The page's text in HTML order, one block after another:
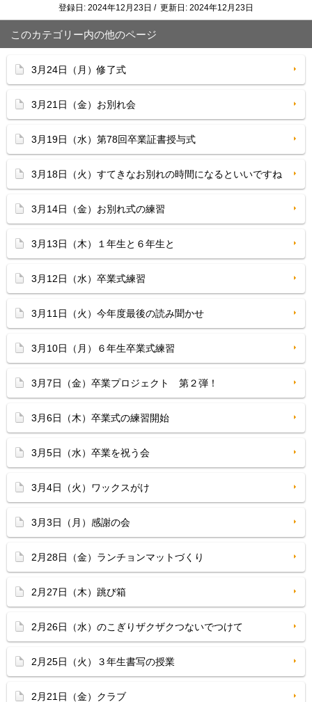
登録日: 2024年12月23日 / 更新日: 2024年12月23日
このカテゴリー内の他のページ
3月24日（月）修了式
3月21日（金）お別れ会
3月19日（水）第78回卒業証書授与式
3月18日（火）すてきなお別れの時間になるといいですね
3月14日（金）お別れ式の練習
3月13日（木）１年生と６年生と
3月12日（水）卒業式練習
3月11日（火）今年度最後の読み聞かせ
3月10日（月）６年生卒業式練習
3月7日（金）卒業プロジェクト 第２弾！
3月6日（木）卒業式の練習開始
3月5日（水）卒業を祝う会
3月4日（火）ワックスがけ
3月3日（月）感謝の会
2月28日（金）ランチョンマットづくり
2月27日（木）跳び箱
2月26日（水）のこぎりザクザクつないでつけて
2月25日（火）３年生書写の授業
2月21日（金）クラブ